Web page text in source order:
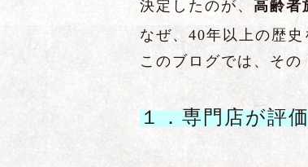
決定したのが、 高齢者
なぜ、40年以上の歴
このブログでは、その
１．専門店が評